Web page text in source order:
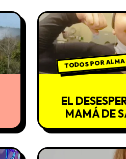
TODOS POR ALMA
EL
MAMÁ DE